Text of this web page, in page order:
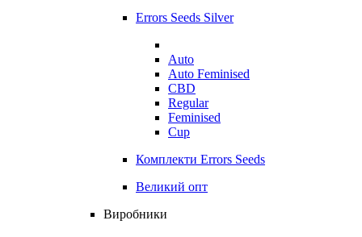
Errors Seeds Silver
Auto
Auto Feminised
CBD
Regular
Feminised
Cup
Комплекти Errors Seeds
Великий опт
Виробники